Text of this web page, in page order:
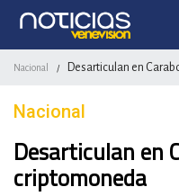
Nacional / Desarticulan en
Nacional
Desarticulan en
criptomoneda